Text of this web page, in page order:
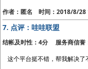
作者：匿名 时间：2018/8/
7. 点评：哇哇联盟
结帐及时性：4分 服务商信
这个平台挺不错，帮我解决